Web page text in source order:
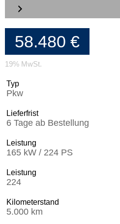
58.480 €
19% MwSt.
Typ
Pkw
Lieferfrist
6 Tage ab Bestellung
Leistung
165 kW / 224 PS
Leistung
224
Kilometerstand
5.000 km